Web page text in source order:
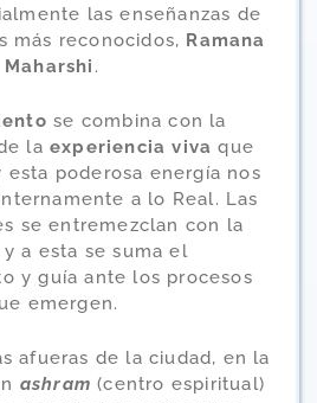
las enseñanzas de
más reconocidos, Ramana
Maharshi .
se combina con la
la experiencia viva que
poderosa energía nos
a lo Real. Las
se entremezclan con la
a esta se suma el
y guía ante los procesos
emergen.
afueras de la ciudad, en la
ashram (centro espiritual)